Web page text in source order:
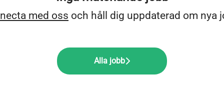
med oss och håll dig uppdaterad om nya
Alla jobb